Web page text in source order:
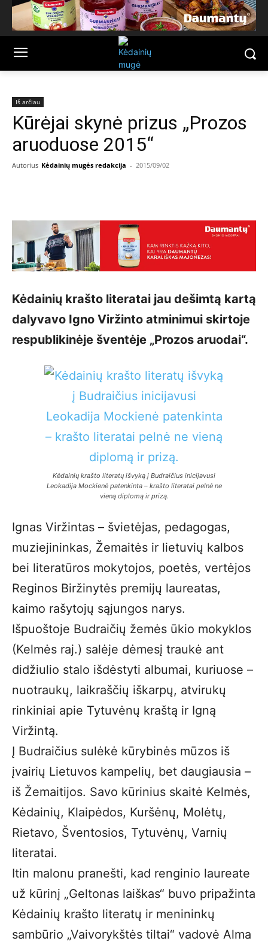
Iš arčiau
Kūrėjai skynė prizus „Prozos
aruoduose 2015“
Autorius Kėdainių mugės redakcija - 2015/09/02
Kėdainių krašto literatai jau dešimtą kartą
dalyvavo Igno Viržinto atminimui skirtoje
respublikinėje šventėje „Prozos aruodai“.
Kėdainių krašto literatų išvyką į Budraičius inicijavusi
Leokadija Mockienė patenkinta – krašto literatai pelnė ne
vieną diplomą ir prizą.
Ignas Viržintas – švie­tėjas, pedagogas,
muziejininkas, Žemaitės ir lietuvių kalbos
bei literatūros mokytojos, poetės, vertėjos
Reginos Biržinytės premijų laureatas,
kaimo rašytojų sąjungos narys.
Išpuoštoje Budraičių žemės ūkio mokyklos
(Kelmės raj.) salėje dėmesį traukė ant
didžiulio stalo išdės­tyti albumai, kuriuose –
nuotraukų, laikraš­čių iškarpų, atvirukų
rinkiniai apie Tytuvėnų kraštą ir Igną
Viržintą.
Į Budraičius sulėkė kūrybinės mūzos iš
įvairių Lietuvos kampelių, bet daugiausia –
iš Žemaitijos. Savo kūrinius skaitė Kelmės,
Kėdainių, Klaipėdos, Kuršėnų, Molėtų,
Rietavo, Šventosios, Tytuvėnų, Varnių
literatai.
Itin malonu pranešti, kad renginio laureate
už kūrinį „Geltonas laiškas“ buvo pripažinta
Kėdainių krašto literatų ir menininkų
sambūrio „Vaivorykštės tiltai“ vadovė Alma